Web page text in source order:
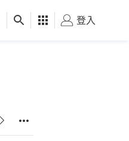
健康 好食玩飛
登入